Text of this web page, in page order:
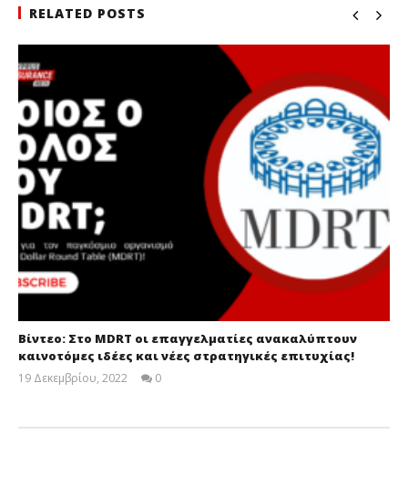
RELATED POSTS
Βίντεο: Στο MDRT οι επαγγελματίες ανακαλύπτουν
καινοτόμες ιδέες και νέες στρατηγικές επιτυχίας!
19 Δεκεμβρίου, 2022
0